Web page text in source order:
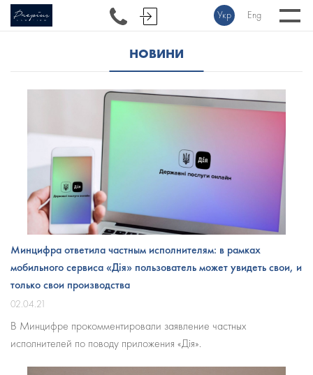
Укр Eng
НОВИНИ
Минцифра ответила частным исполнителям: в рамках
мобильного сервиса «Дія» пользователь может увидеть свои, и
только свои производства
02.04.21
В Минцифре прокомментировали заявление частных
исполнителей по поводу приложения «Дія».